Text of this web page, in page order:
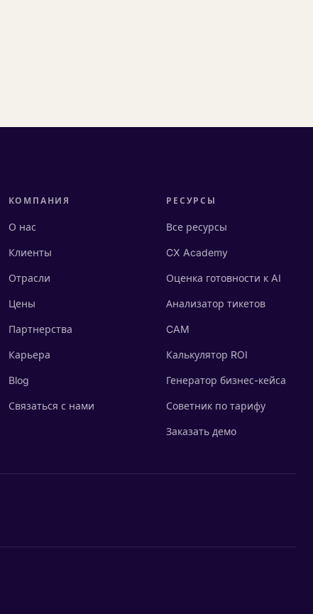
КОМПАНИЯ
О нас
Клиенты
Отрасли
Цены
Партнерства
Карьера
Blog
Связаться с нами
РЕСУРСЫ
Все ресурсы
CX Academy
Оценка готовности к AI
Анализатор тикетов
CAM
Калькулятор ROI
Генератор бизнес-кейса
Советник по тарифу
Заказать демо